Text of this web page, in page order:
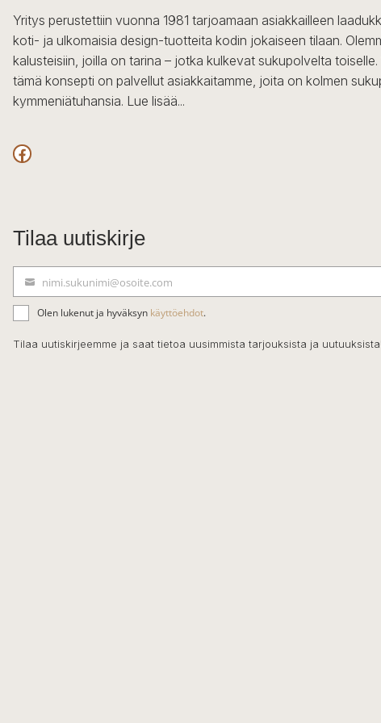
Yritys perustettiin vuonna 1981 tarjoamaan asiakkailleen
koti- ja ulkomaisia design-tuotteita kodin jokaiseen tilaan.
kalusteisiin, joilla on tarina – jotka kulkevat sukupolvelta
tämä konsepti on palvellut asiakkaitamme, joita on kolmen
kymmeniätuhansia. Lue lisää...
Facebook
Tilaa uutiskirje
ä
h
k
nimi.sukunimi@osoite.com
Olen lukenut ja hyväksyn käyttöehdot.
Tilaa uutiskirjeemme ja saat tietoa uusimmista tarjouksista ja